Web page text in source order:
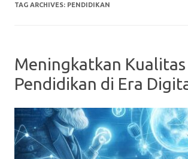
TAG ARCHIVES: PENDIDIKAN
Meningkatkan Kualitas
Pendidikan di Era